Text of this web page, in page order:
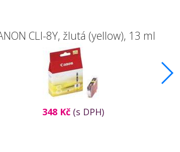
CLI-8Y, žlutá (yellow), 13 ml
348 Kč(s DPH)